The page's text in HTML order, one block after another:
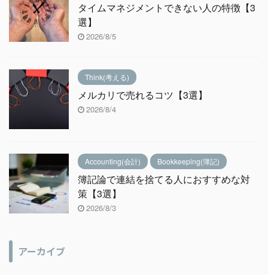
タイムマネジメントできない人の特徴【3
選】
2026/8/5
Think(考える)
メルカリで売れるコツ【3選】
2026/8/4
Accounting(会計) Bookkeeping(簿記)
簿記論で連結を捨てる人におすすめな対
策【3選】
2026/8/3
アーカイブ